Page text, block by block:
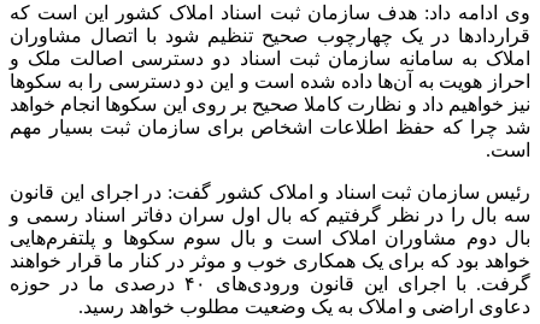
وی ادامه داد: هدف سازمان ثبت اسناد املاک کشور این است که
قراردادها در یک چهارچوب صحیح تنظیم شود با اتصال مشاوران
املاک به سامانه سازمان ثبت اسناد دو دسترسی اصالت ملک و
احراز هویت به آن‌ها داده شده است و این دو دسترسی را به سکوها
نیز خواهیم داد و نظارت کاملا صحیح بر روی این سکوها انجام خواهد
شد چرا که حفظ اطلاعات اشخاص برای سازمان ثبت بسیار مهم
است.
رئیس سازمان ثبت اسناد و املاک کشور گفت: در اجرای این قانون
سه بال را در نظر گرفتیم که بال اول سران دفاتر اسناد رسمی و
بال دوم مشاوران املاک است و بال سوم سکوها و پلتفرم‌هایی
خواهد بود که برای یک همکاری خوب و موثر در کنار ما قرار خواهند
گرفت. با اجرای این قانون ورودی‌های ۴۰ درصدی ما در حوزه
دعاوی اراضی و املاک به یک وضعیت مطلوب خواهد رسید.